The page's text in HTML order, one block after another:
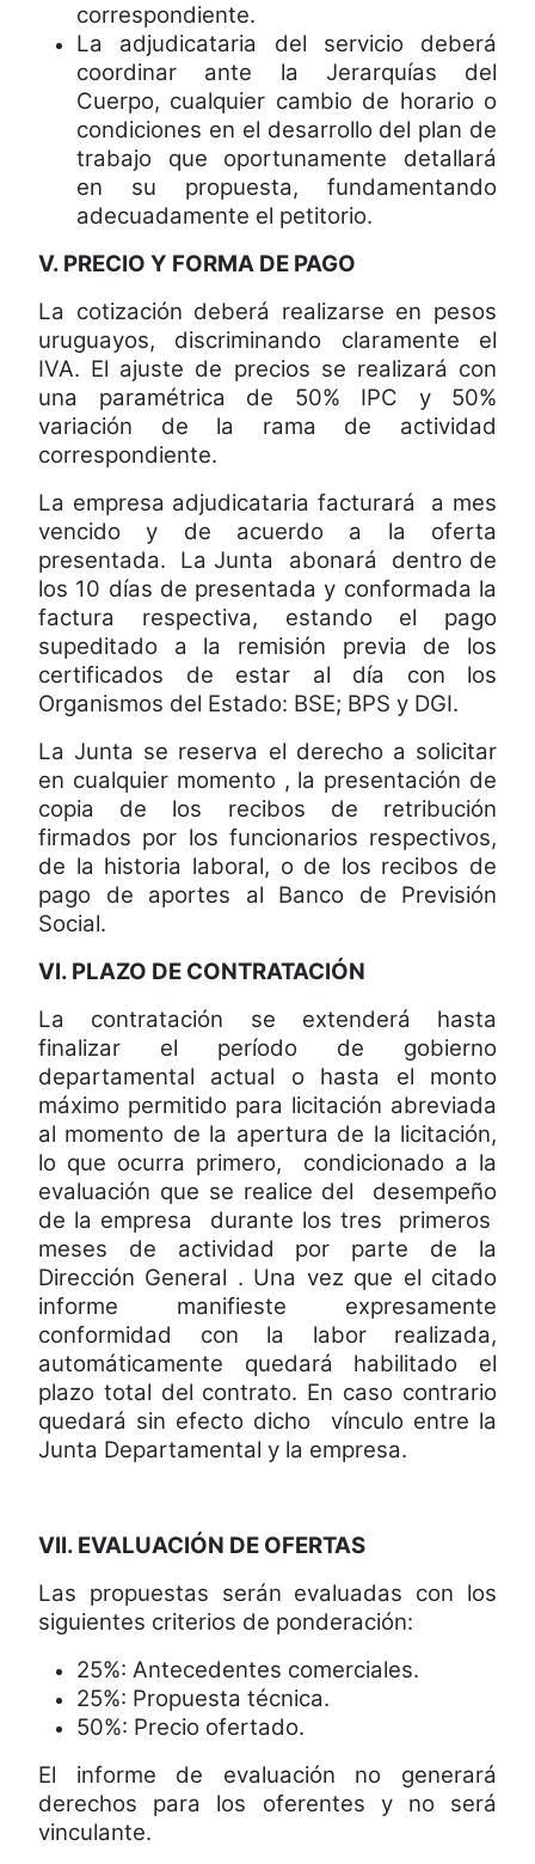
correspondiente.
La adjudicataria del servicio deberá
coordinar ante la Jerarquías del
Cuerpo, cualquier cambio de horario o
condiciones en el desarrollo del plan de
trabajo que oportunamente detallará
en su propuesta, fundamentando
adecuadamente el petitorio.
V. PRECIO Y FORMA DE PAGO
La cotización deberá realizarse en pesos
uruguayos, discriminando claramente el
IVA. El ajuste de precios se realizará con
una paramétrica de 50% IPC y 50%
variación de la rama de actividad
correspondiente.
La empresa adjudicataria facturará
a mes
vencido y de acuerdo a la oferta
presentada.
La Junta abonará
dentro de
los 10 días de presentada y conformada la
factura respectiva, estando el pago
supeditado a la remisión previa de los
certificados de estar al día con los
Organismos del Estado: BSE; BPS y DGI.
La Junta se reserva el derecho a solicitar
en cualquier momento , la presentación de
copia de los recibos de retribución
firmados por los funcionarios respectivos,
de la historia laboral, o de los recibos de
pago de aportes al Banco de Previsión
Social.
VI. PLAZO DE CONTRATACIÓN
La contratación se extenderá hasta
finalizar el período de gobierno
departamental actual o hasta el monto
máximo permitido para licitación abreviada
al momento de la apertura de la licitación,
lo que ocurra primero,
condicionado a la
evaluación que se realice del
desempeño
de la empresa
durante los tres
primeros
meses de actividad por parte de la
Dirección General . Una vez que el citado
informe manifieste expresamente
conformidad con la labor realizada,
automáticamente quedará habilitado el
plazo total del contrato. En caso contrario
quedará sin efecto dicho
vínculo entre la
Junta Departamental y la empresa.
VII. EVALUACIÓN DE OFERTAS
Las propuestas serán evaluadas con los
siguientes criterios de ponderación:
25%: Antecedentes comerciales.
25%: Propuesta técnica.
50%: Precio ofertado.
El informe de evaluación no generará
derechos para los oferentes y no será
vinculante.